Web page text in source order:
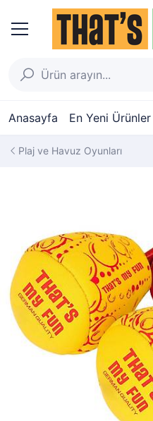
Anasayfa En Yeni Ürünler
Plaj ve Havuz Oyunları